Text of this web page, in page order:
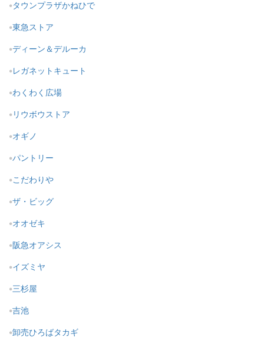
タウンプラザかねひで
東急ストア
ディーン＆デルーカ
レガネットキュート
わくわく広場
リウボウストア
オギノ
パントリー
こだわりや
ザ・ビッグ
オオゼキ
阪急オアシス
イズミヤ
三杉屋
吉池
卸売ひろばタカギ